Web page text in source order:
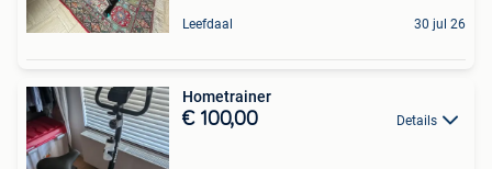
Leefdaal 30 jul 26
Hometrainer
€ 100,00 Details